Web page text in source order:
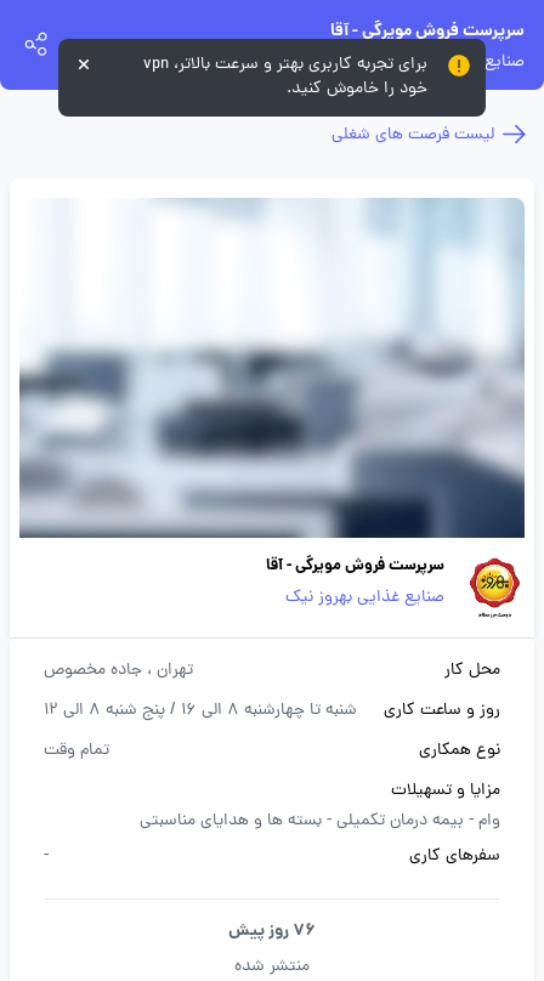
سرپرست فروش مویرگی - آقا
صنایع غذایی بهروز نیک
لیست فرصت های شغلی
سرپرست فروش مویرگی - آقا
صنایع غذایی بهروز نیک
محل کار تهران ، جاده مخصوص
روز و ساعت کاری
شنبه تا چهارشنبه 8 الی 16 / پنج شنبه 8 الی 12
نوع همکاری
تمام وقت
مزایا و تسهیلات
وام - بیمه درمان تکمیلی -بسته ها و هدایای مناسبتی
سفرهای کاری
-
76 روز پیش
منتشر شده
برای تجربه کاربری بهتر و سرعت بالاتر، vpn
خود را خاموش کنید.